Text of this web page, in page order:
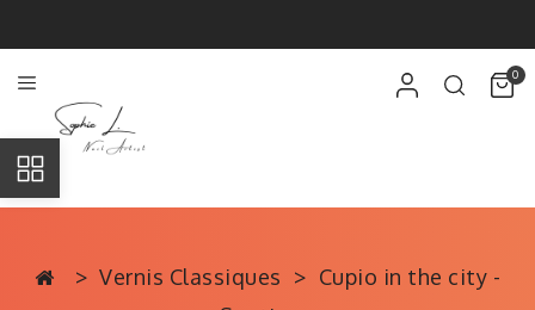
0
Vernis Classiques
Cupio in the city -